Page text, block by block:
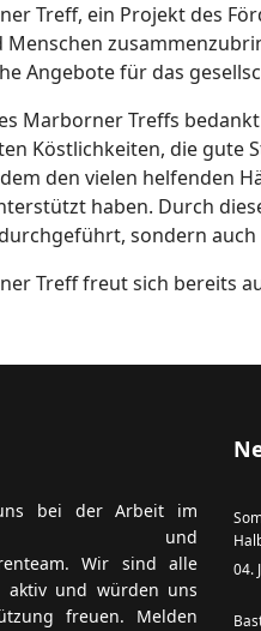
Treff, ein Projekt des
Angebote für das
Marborner Treffs
Köstlichkeiten, die gute
den vielen helfenden
haben. Durch
sondern
Treff freut sich bereits
bei der Arbeit im
und
Wir sind alle
aktiv und würden uns
freuen. Melden
04.